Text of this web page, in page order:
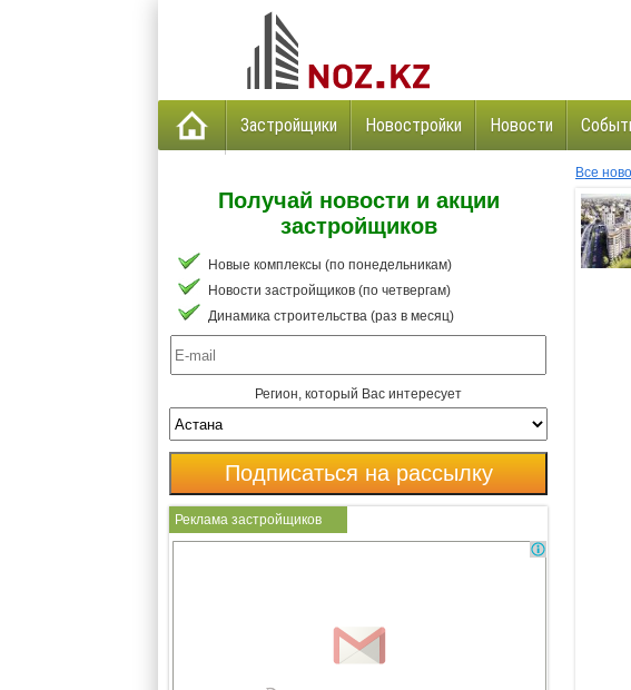
Застройщики Новостройки Новости
Все
Получай новости и акции
застройщиков
Новые комплексы (по понедельникам)
Новости застройщиков (по четвергам)
Динамика строительства (раз в месяц)
Регион, который Вас интересует
Реклама застройщиков